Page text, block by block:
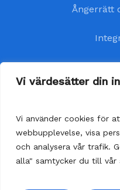
Vi värdesätter din
Vi använder cookies för
webbupplevelse, visa
och analysera vår trafik.
alla" samtycker du till vår
Ångerrätt
Vår kundtjänst har
Vi besvarar dina
senast